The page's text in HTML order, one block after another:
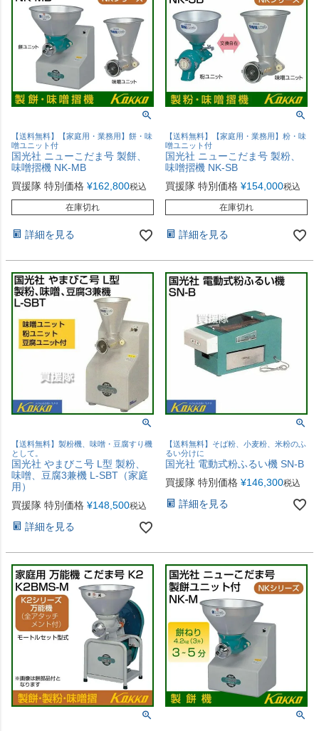
【送料無料】【家庭用・業務用】餅・味
噌ユニット付
国光社 ニューこだま号 製餅、
味噌摺機 NK-MB
買援隊 特別価格 ¥162,800税込
在庫切れ
詳細を見る
【送料無料】【家庭用・業務用】粉・味
噌ユニット付
国光社 ニューこだま号 製粉、
味噌摺機 NK-SB
買援隊 特別価格 ¥154,000税込
在庫切れ
詳細を見る
【送料無料】製粉機、味噌・豆腐すり機
として。
国光社 やまびこ号 L型 製粉、
味噌、豆腐3兼機 L-SBT（家庭
用）
買援隊 特別価格 ¥148,500税込
詳細を見る
【送料無料】そば粉、小麦粉、米粉のふ
るい分けに
国光社 電動式粉ふるい機 SN-B
買援隊 特別価格 ¥146,300税込
詳細を見る